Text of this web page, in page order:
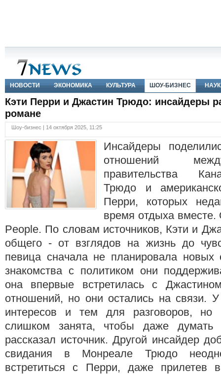
НОВОСТИ ЭКОНОМИКА КУЛЬТУРА ШОУ-БИЗНЕС
Кэти Перри и Джастин Трюдо: инсайдеры
романе
Шоу-бизнес | 14 октября 2025, 11:25
Инсайдеры
отношений
правительства
Трюдо и
Перри, которых
время отдыха
People. По словам источников, Кэти и
общего - от взглядов на жизнь до
певица сначала не планировала новых
знакомства с политиком они
она впервые встретилась с
отношений, но они остались на связи.
интересов и тем для разговоров, но
слишком занята, чтобы даже
рассказал источник. Другой инсайдер
свидания в Монреале Трюдо
встретиться с Перри, даже прилетев